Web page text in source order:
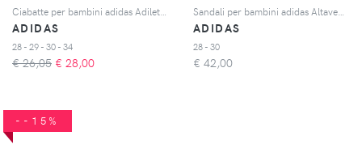
ADIDAS
28 - 29 - 30 - 34
€ 26,05 € 28,00
ADIDAS
28 - 30
€ 42,00
--15%